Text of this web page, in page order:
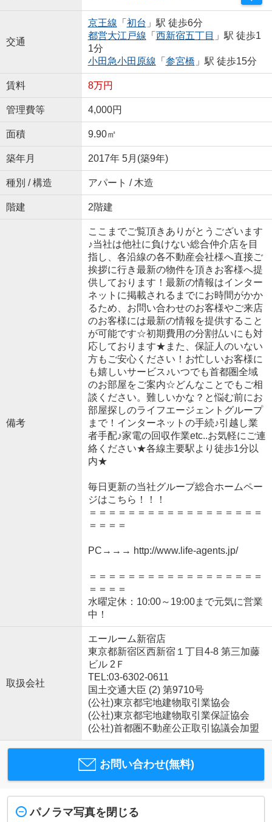
交通
京王線 「 初台 」駅 徒歩6分
都営大江戸線 「 西新宿五丁目 」駅 徒歩1
1分
小田急小田原線 「 参宮橋 」駅 徒歩15分
賃料 8万円
管理費等 4,000円
面積 9.90㎡
築年月 2017年 5月(築9年)
種別 / 構造 アパート / 木造
階建 2階建
備考
ここまでご覧頂きありがとうございます
♪当社は他社に負けない総合仲介店を目
指し、各沿線の各不動産会社様へ直接ご
挨拶に行き最新の物件を頂きお客様へ提
供しております！最新の情報はインター
ネットに掲載されるまでにお時間がかか
るため、お問い合わせのお客様やご来店
のお客様には最新の情報を提供すること
が可能です☆初期費用の分割払いにも対
応しております★また、保証人のいない
方もご安心ください！お忙しいお客様に
も嬉しいサービス♪いつでも首都圏全域
のお部屋をご案内☆どんなことでもご相
談ください。難しいかな？と悩む前にお
部屋探しのライフエージェントグループ
まで！インターネットの手続♪引越し業
者手配♪家電の回収作業etc..お気軽にご連
絡ください★各線主要駅より徒歩1分以
内★
毎日更新の当社グループ総合ホームペー
ジはこちら！！！
＝＝＝＝＝＝＝＝＝＝＝＝＝＝＝＝＝＝
＝＝＝＝
PC→→→ http://www.life-agents.jp/
＝＝＝＝＝＝＝＝＝＝＝＝＝＝＝＝＝＝
＝＝＝＝
水曜定休：10:00～19:00まで元気に営業
中！
取扱会社
エールーム新宿店
東京都新宿区西新宿１丁目4-8 第三加藤
ビル 2Ｆ
TEL:03-6302-0611
国土交通大臣 (2) 第9710号
(公社)東京都宅地建物取引業協会
(公社)東京都宅地建物取引業保証協会
(公社)首都圏不動産公正取引協議会加盟
お問い合わせ(無料)
パノラマ写真を閉じる